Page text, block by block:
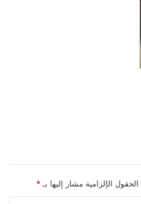
الحقول الإلزامية مشار إليها بـ *